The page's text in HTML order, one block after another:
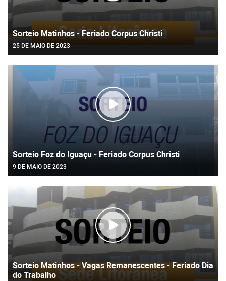
Sorteio Matinhos - Feriado Corpus Christi
25 DE MAIO DE 2023
Sorteio Foz do Iguaçu - Feriado Corpus Christi
9 DE MAIO DE 2023
Sorteio Matinhos - Vagas Remanescentes - Feriado Dia
do Trabalho